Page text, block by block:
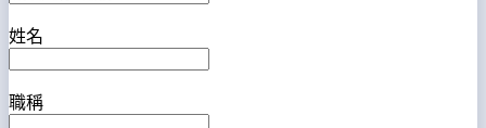
姓名
職稱